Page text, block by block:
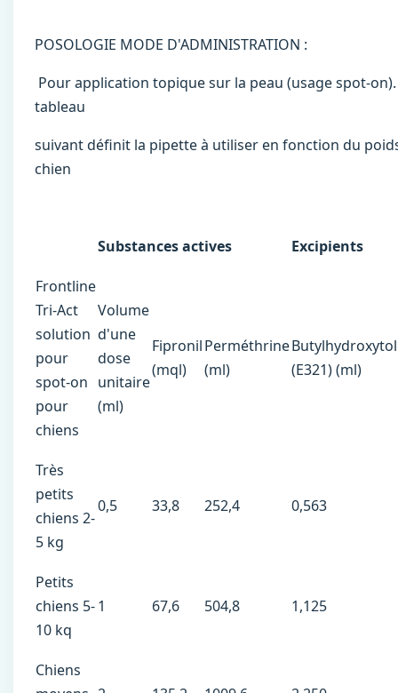
POSOLOGIE MODE D'ADMINISTRATION :
Pour application topique sur la peau (usage spot-
tableau
suivant déﬁnit la pipette à utiliser en fonction du
chien
Substances actives Excipients
Frontline
Tri-Act
solution
pour
spot-on
pour
chiens
Volume
d'une
dose
unitaire
(ml)
Fipronil
(mql)
Perméthrine
(ml)
(E321) (ml)
Très
petits
chiens 2-
5 kg
0,5 33,8 252,4 0,563
Petits
chiens 5-
10 kq
1 67,6 504,8 1,125
Chiens